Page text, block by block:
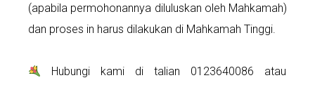
(apabila permohonannya diluluskan oleh Mahkamah)
dan proses in harus dilakukan di Mahkamah Tinggi.
Hubungi kami di talian 0123640086 atau